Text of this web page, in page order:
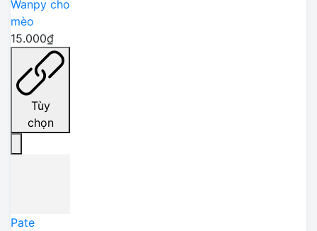
Wanpy cho
mèo
15.000₫
Tùy
chọn
Pate